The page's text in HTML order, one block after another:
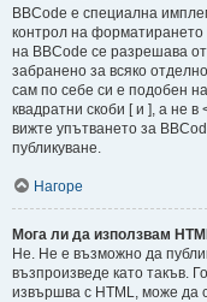
BBCode е специална
контрол на
на BBCode се разрешава
забранено за всяко
сам по себе си е подобен
квадратни скоби [ и ], а не
вижте упътването за
публикуване.
Нагоре
Мога ли да използвам
Не. Не е възможно да
възпроизведе като такъв.
извършва с HTML, може да